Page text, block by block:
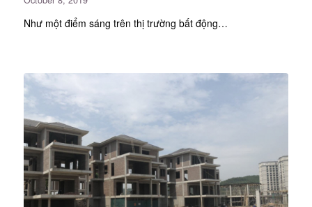
Như một điểm sáng trên thị trường bất động…